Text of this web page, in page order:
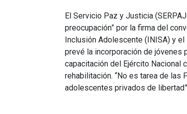
El Servicio Paz y Justicia
preocupación” por la firma del
Inclusión Adolescente (INISA) y
prevé la incorporación de
capacitación del Ejército Nacional
rehabilitación. “No es tarea de las
adolescentes privados de